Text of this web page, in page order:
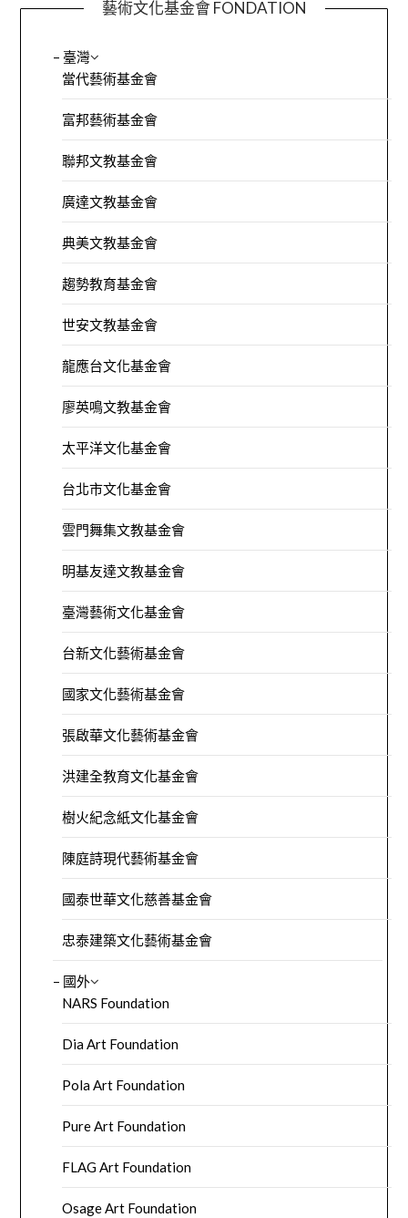
藝術文化基金會 FONDATION
– 臺灣
當代藝術基金會
富邦藝術基金會
聯邦文教基金會
廣達文教基金會
典美文教基金會
趨勢教育基金會
世安文教基金會
龍應台文化基金會
廖英鳴文教基金會
太平洋文化基金會
台北市文化基金會
雲門舞集文教基金會
明基友達文教基金會
臺灣藝術文化基金會
台新文化藝術基金會
國家文化藝術基金會
張啟華文化藝術基金會
洪建全教育文化基金會
樹火紀念紙文化基金會
陳庭詩現代藝術基金會
國泰世華文化慈善基金會
忠泰建築文化藝術基金會
– 國外
NARS Foundation
Dia Art Foundation
Pola Art Foundation
Pure Art Foundation
FLAG Art Foundation
Osage Art Foundation